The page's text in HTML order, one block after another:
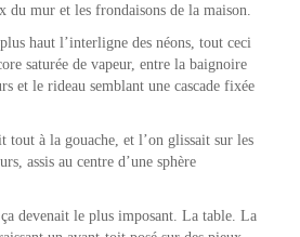
du mur et les frondaisons de la maison.
haut l’interligne des néons, tout ceci
saturée de vapeur, entre la baignoire
et le rideau semblant une cascade fixée
tout à la gouache, et l’on glissait sur les
assis au centre d’une sphère
devenait le plus imposant. La table. La